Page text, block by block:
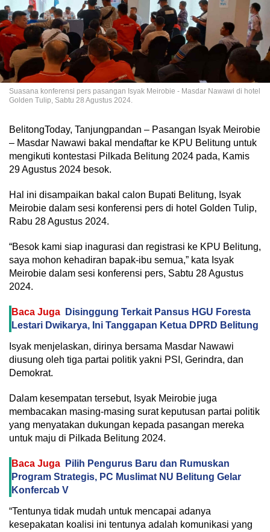
Suasana konferensi pers pasangan Isyak Meirobie - Masdar Nawawi di hotel
Golden Tulip, Sabtu 28 Agustus 2024.
BelitongToday, Tanjungpandan – Pasangan Isyak Meirobie
– Masdar Nawawi bakal mendaftar ke KPU Belitung untuk
mengikuti kontestasi Pilkada Belitung 2024 pada, Kamis
29 Agustus 2024 besok.
Hal ini disampaikan bakal calon Bupati Belitung, Isyak
Meirobie dalam sesi konferensi pers di hotel Golden Tulip,
Rabu 28 Agustus 2024.
“Besok kami siap inagurasi dan registrasi ke KPU Belitung,
saya mohon kehadiran bapak-ibu semua,” kata Isyak
Meirobie dalam sesi konferensi pers, Sabtu 28 Agustus
2024.
Baca Juga
Disinggung Terkait Pansus HGU Foresta
Lestari Dwikarya, Ini Tanggapan Ketua DPRD Belitung
Isyak menjelaskan, dirinya bersama Masdar Nawawi
diusung oleh tiga partai politik yakni PSI, Gerindra, dan
Demokrat.
Dalam kesempatan tersebut, Isyak Meirobie juga
membacakan masing-masing surat keputusan partai politik
yang menyatakan dukungan kepada pasangan mereka
untuk maju di Pilkada Belitung 2024.
Baca Juga
Pilih Pengurus Baru dan Rumuskan
Program Strategis, PC Muslimat NU Belitung Gelar
Konfercab V
“Tentunya tidak mudah untuk mencapai adanya
kesepakatan koalisi ini tentunya adalah komunikasi yang